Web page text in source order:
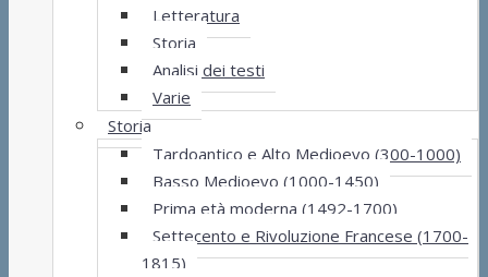
Letteratura
Storia
Analisi dei testi
Varie
Storia
Tardoantico e Alto Medioevo (300-1000)
Basso Medioevo (1000-1450)
Prima età moderna (1492-1700)
Settecento e Rivoluzione Francese (1700-
1815)